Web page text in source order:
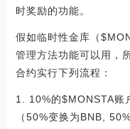
时奖励的功能。
假如临时性金库（
管理方法功能可以用，
合约实行下列流程：
1. 10%的$MONSTA账
（50%变换为BNB,